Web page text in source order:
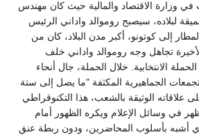
فبعد 10 سنوات في وزارة الاقتصاد والمالية حيث كان مهندس
لبلاده، سيصبح روموالد واداني الرئيس
إلى كوتونو، أكبر مدن البلاد، كان من
تجاهل وجه روموالد واداني خلف
الانتخابية. خلال الحملة، جال أنحاء
الجماهيرية المكثفة "ما يصل إلى ستة
علاقاته الوثيقة بالشعب، هذا التكنوقراطي
في وسائل الإعلام ويكره الظهور أمام
أشبه بأسلوب المحاضرين، ودون ربطة عنق